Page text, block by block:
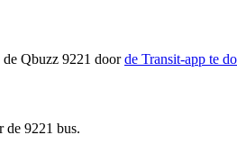
de Qbuzz 9221 doorde Transit-app te
de 9221 bus.